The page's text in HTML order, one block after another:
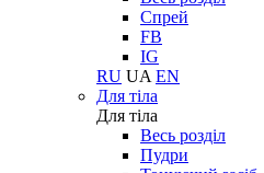
Спрей
FB
IG
RU UA EN
Для тіла
Для тіла
Весь розділ
Пудри